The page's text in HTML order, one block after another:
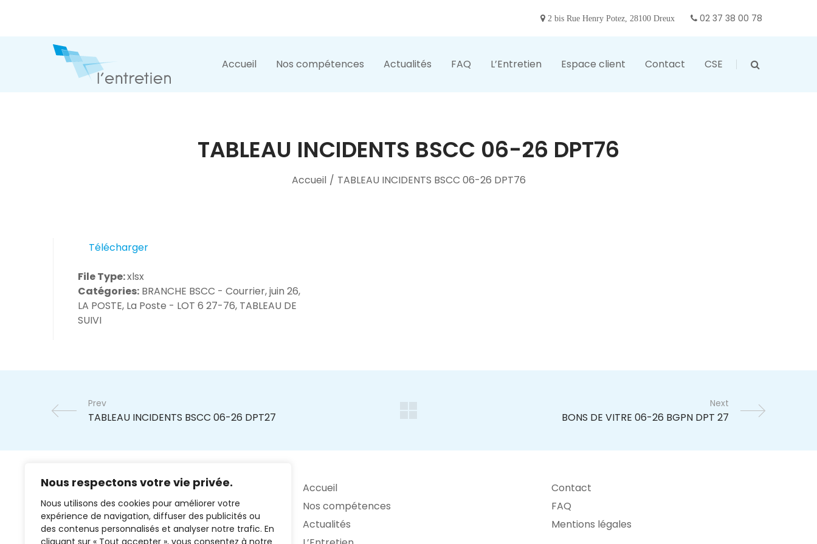
Nous respectons votre vie privée.
Nous utilisons des cookies pour améliorer votre
expérience de navigation, diffuser des publicités ou
des contenus personnalisés et analyser notre trafic. En
cliquant sur « Tout accepter », vous consentez à notre
2 bis Rue Henry Potez, 28100 Dreux 02 37 38 00 78
Accueil Nos compétences Actualités FAQ L’Entretien Espace client Contact CSE
TABLEAU INCIDENTS BSCC 06-26 DPT76
Accueil / TABLEAU INCIDENTS BSCC 06-26 DPT76
Télécharger
File Type:xlsx
Catégories: BRANCHE BSCC - Courrier, juin 26,
LA POSTE, La Poste - LOT 6 27-76, TABLEAU DE
SUIVI
Prev Next
Accueil
Nos compétences
Actualités
Contact
FAQ
Mentions légales